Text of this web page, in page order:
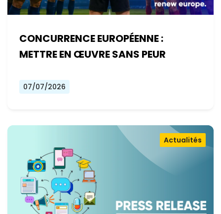
CONCURRENCE EUROPÉENNE :
METTRE EN ŒUVRE SANS PEUR
07/07/2026
Actualités